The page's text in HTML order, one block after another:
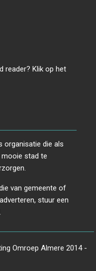
reader? Klik op het
organisatie die als
stad te
van gemeente of
stuur een
.
Omroep Almere 2014 -